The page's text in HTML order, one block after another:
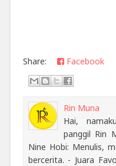
Share: Facebook
Rin Muna
Hai,
panggil Rin
Nine Hobi: Menulis,
bercerita. - Juara